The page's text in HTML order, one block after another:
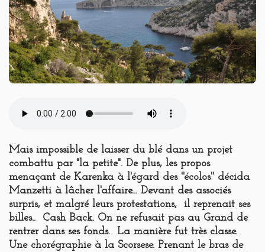
Mais impossible de laisser du blé dans un projet
combattu par "la petite". De plus, les propos
menaçant de Karenka à l'égard des ''écolos'' décida
Manzetti à lâcher l'affaire... Devant des associés
surpris, et malgré leurs protestations, il reprenait ses
billes.. Cash Back. On ne refusait pas au Grand de
rentrer dans ses fonds. La manière fut très classe.
Une chorégraphie à la Scorsese. Prenant le bras de